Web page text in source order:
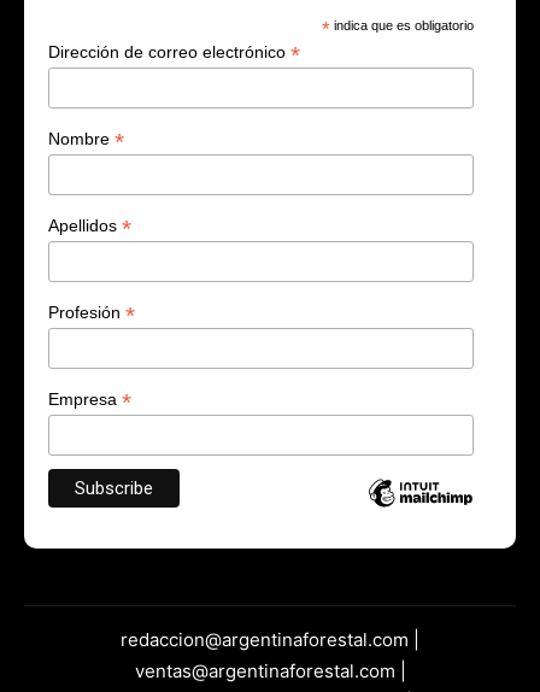
* indica que es obligatorio
Dirección de correo electrónico *
Nombre *
Apellidos *
Profesión *
Empresa *
redaccion@argentinaforestal.com |
ventas@argentinaforestal.com |